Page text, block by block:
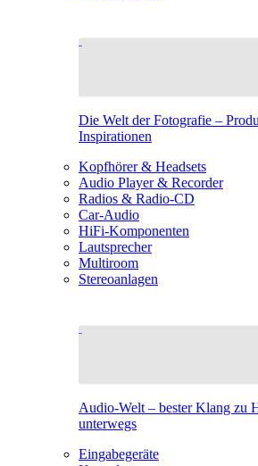
Die Welt der Fotografie –
Inspirationen
Kopfhörer & Headsets
Audio Player & Recorder
Radios & Radio-CD
Car-Audio
HiFi-Komponenten
Lautsprecher
Multiroom
Stereoanlagen
Audio-Welt – bester Klang zu
unterwegs
Eingabegeräte